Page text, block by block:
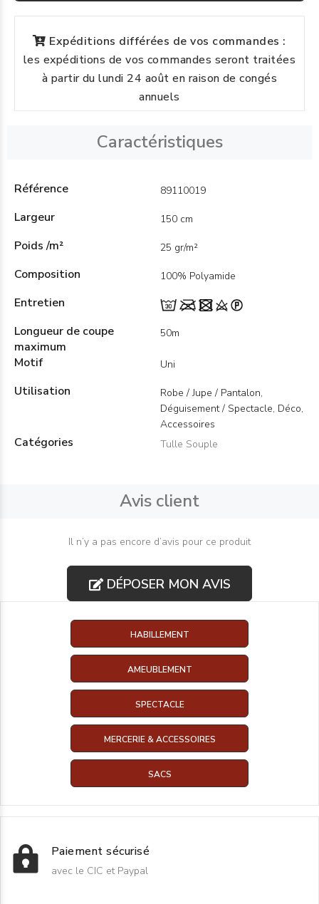
Expéditions différées de vos commandes :
les expéditions de vos commandes seront traitées
à partir du lundi 24 août en raison de congés
annuels
Caractéristiques
Référence 89110019
Largeur 150 cm
Poids /m² 25 gr/m²
Composition 100% Polyamide
Entretien
Longueur de coupe
maximum
50m
Motif Uni
Utilisation
Robe / Jupe / Pantalon,
Déguisement / Spectacle, Déco,
Accessoires
Catégories Tulle Souple
Avis client
Il n’y a pas encore d’avis pour ce produit
DÉPOSER MON AVIS
HABILLEMENT
AMEUBLEMENT
SPECTACLE
MERCERIE & ACCESSOIRES
SACS
Paiement sécurisé
avec le CIC et Paypal